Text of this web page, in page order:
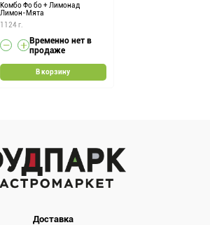
Комбо Фо бо + Лимонад
Лимон-Мята
1124 г.
Временно нет в
продаже
В корзину
Доставка